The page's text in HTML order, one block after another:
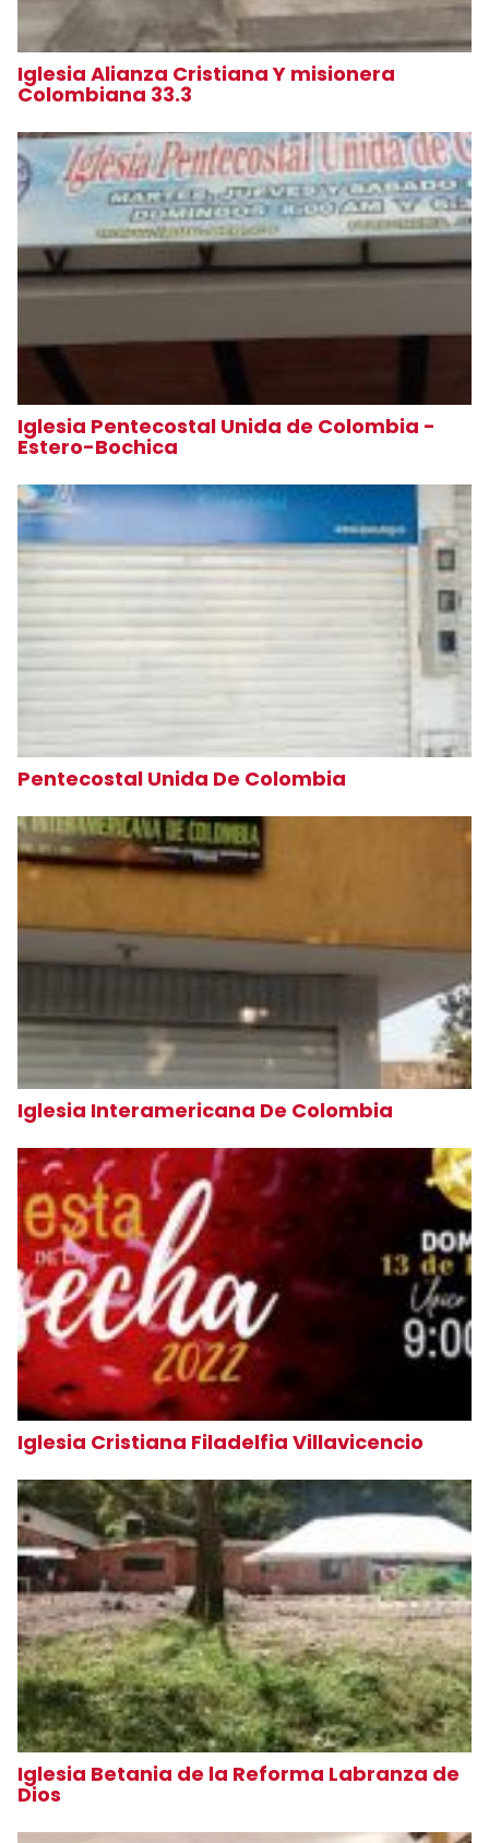
Iglesia Alianza Cristiana Y misionera
Colombiana 33.3
Iglesia Pentecostal Unida de Colombia -
Estero-Bochica
Pentecostal Unida De Colombia
Iglesia Interamericana De Colombia
Iglesia Cristiana Filadelfia Villavicencio
Iglesia Betania de la Reforma Labranza de
Dios